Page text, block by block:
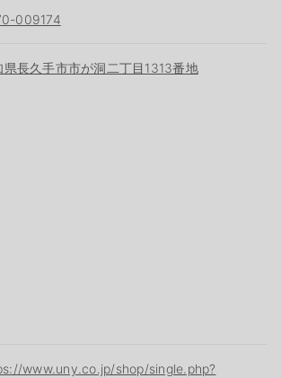
009174
県長久手市市が洞二丁目1313番地
www.uny.co.jp/shop/single.php?